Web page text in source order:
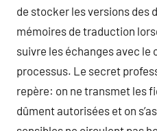
de stocker les versions des
mémoires de traduction
suivre les échanges avec le
processus. Le secret
repère: on ne transmet les
dûment autorisées et on